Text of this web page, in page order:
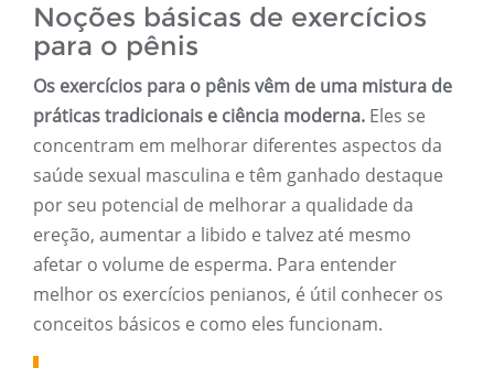
Noções básicas de exercícios
para o pênis
Os exercícios para o pênis vêm de uma mistura de
práticas tradicionais e ciência moderna. Eles se
concentram em melhorar diferentes aspectos da
saúde sexual masculina e têm ganhado destaque
por seu potencial de melhorar a qualidade da
ereção, aumentar a libido e talvez até mesmo
afetar o volume de esperma. Para entender
melhor os exercícios penianos, é útil conhecer os
conceitos básicos e como eles funcionam.